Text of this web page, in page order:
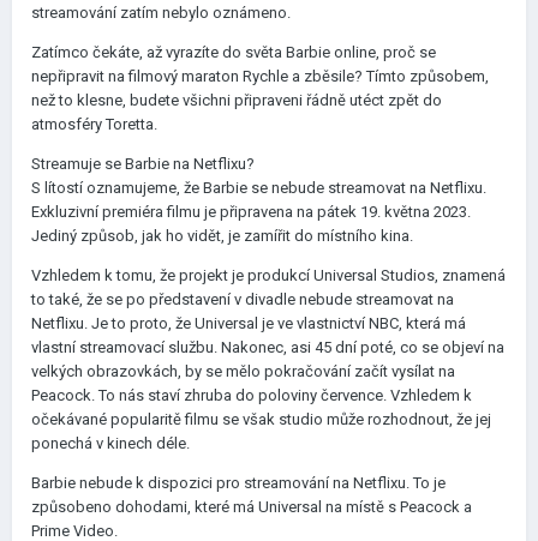
streamování zatím nebylo oznámeno.
Zatímco čekáte, až vyrazíte do světa Barbie online, proč se
nepřipravit na filmový maraton Rychle a zběsile? Tímto způsobem,
než to klesne, budete všichni připraveni řádně utéct zpět do
atmosféry Toretta.
Streamuje se Barbie na Netflixu?
S lítostí oznamujeme, že Barbie se nebude streamovat na Netflixu.
Exkluzivní premiéra filmu je připravena na pátek 19. května 2023.
Jediný způsob, jak ho vidět, je zamířit do místního kina.
Vzhledem k tomu, že projekt je produkcí Universal Studios, znamená
to také, že se po představení v divadle nebude streamovat na
Netflixu. Je to proto, že Universal je ve vlastnictví NBC, která má
vlastní streamovací službu. Nakonec, asi 45 dní poté, co se objeví na
velkých obrazovkách, by se mělo pokračování začít vysílat na
Peacock. To nás staví zhruba do poloviny července. Vzhledem k
očekávané popularitě filmu se však studio může rozhodnout, že jej
ponechá v kinech déle.
Barbie nebude k dispozici pro streamování na Netflixu. To je
způsobeno dohodami, které má Universal na místě s Peacock a
Prime Video.